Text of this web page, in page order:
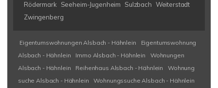
Rödermark
Seeheim-Jugenheim Sulzbach Weiterstadt
Zwingenberg
Eigentumswohnungen Alsbach - Hähnlein
Eigentumswohnung
Alsbach - Hähnlein
Immo Alsbach - Hähnlein
Wohnungen
Alsbach - Hähnlein
Reihenhaus Alsbach - Hähnlein
Wohnung
suche Alsbach - Hähnlein
Wohnungssuche Alsbach - Hähnlein